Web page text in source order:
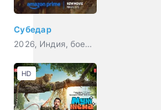
Субедар
2026, Индия, боевик, драма
HD